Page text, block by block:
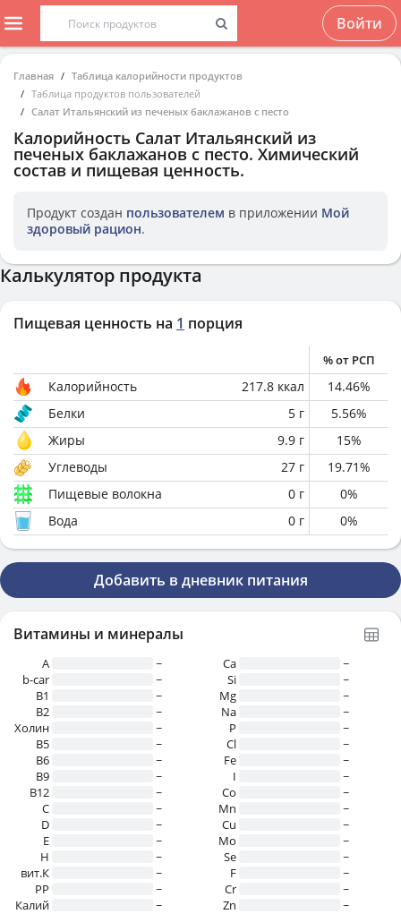
Войти
Главная
Таблица калорийности продуктов
Таблица продуктов пользователей
Салат Итальянский из печеных баклажанов с песто
Калорийность Салат Итальянский из
печеных баклажанов с песто. Химический
состав и пищевая ценность.
Продукт создан пользователем в приложении Мой
здоровый рацион.
Калькулятор продукта
Пищевая ценность на 1 порция
% от РСП
Калорийность 217.8 ккал 14.46%
Белки
5 г 5.56%
Жиры
9.9 г 15%
Углеводы
27 г 19.71%
Пищевые волокна
0 г 0%
Вода
0 г 0%
Добавить в дневник питания
Витамины и минералы
A
~
b-car
~
В1
~
B2
~
Холин
~
B5
~
B6
~
B9
~
B12
~
C
~
D
~
E
~
H
~
вит.К
~
PP
~
Калий
~
Ca
~
Si
~
Mg
~
Na
~
P
~
Cl
~
Fe
~
I
~
Co
~
Mn
~
Cu
~
Mo
~
Se
~
F
~
Cr
~
Zn
~